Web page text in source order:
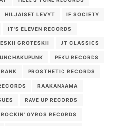
HILJAISET LEVYT IF SOCIETY
IT'S ELEVEN RECORDS
GROTESKII JT CLASSICS
PEKU RECORDS
PROSTHETIC RECORDS
RAAKANAAMA
RAVE UP RECORDS
ROCKIN' GYROS RECORDS